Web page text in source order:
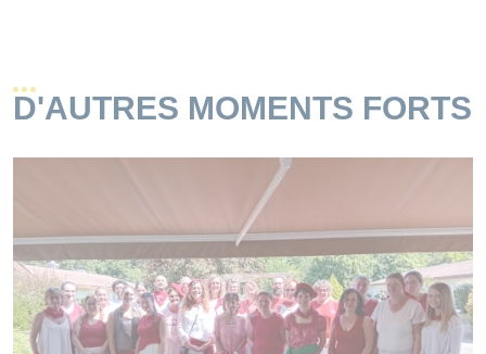
D'AUTRES MOMENTS FORTS